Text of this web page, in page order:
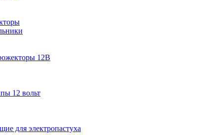
12В
12 вольт
для электропастуха